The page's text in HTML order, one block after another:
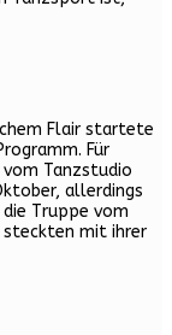
Flair startete
Für
Tanzstudio
allerdings
Truppe vom
steckten mit ihrer